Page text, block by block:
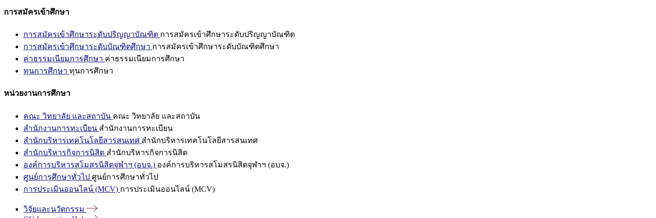
การสมัครเข้าศึกษา
การสมัครเข้าศึกษาระดับปริญญาบัณฑิต การสมัครเข้าศึกษาระดับปริญญาบัณฑิต
การสมัครเข้าศึกษาระดับบัณฑิตศึกษา การสมัครเข้าศึกษาระดับบัณฑิตศึกษา
ค่าธรรมเนียมการศึกษา ค่าธรรมเนียมการศึกษา
ทุนการศึกษา ทุนการศึกษา
หน่วยงานการศึกษา
คณะ วิทยาลัย และสถาบัน คณะ วิทยาลัย และสถาบัน
สำนักงานการทะเบียน สำนักงานการทะเบียน
สำนักบริหารเทคโนโลยีสารสนเทศ สำนักบริหารเทคโนโลยีสารสนเทศ
สำนักบริหารกิจการนิสิต สำนักบริหารกิจการนิสิต
องค์การบริหารสโมสรนิสิตจุฬาฯ (อบจ.) องค์การบริหารสโมสรนิสิตจุฬาฯ (อบจ.)
ศูนย์การศึกษาทั่วไป ศูนย์การศึกษาทั่วไป
การประเมินออนไลน์ (MCV) การประเมินออนไลน์ (MCV)
วิจัยและนวัตกรรม